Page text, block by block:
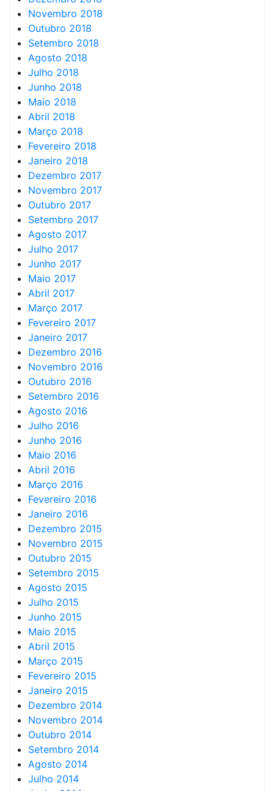
Novembro 2018
Outubro 2018
Setembro 2018
Agosto 2018
Julho 2018
Junho 2018
Maio 2018
Abril 2018
Março 2018
Fevereiro 2018
Janeiro 2018
Dezembro 2017
Novembro 2017
Outubro 2017
Setembro 2017
Agosto 2017
Julho 2017
Junho 2017
Maio 2017
Abril 2017
Março 2017
Fevereiro 2017
Janeiro 2017
Dezembro 2016
Novembro 2016
Outubro 2016
Setembro 2016
Agosto 2016
Julho 2016
Junho 2016
Maio 2016
Abril 2016
Março 2016
Fevereiro 2016
Janeiro 2016
Dezembro 2015
Novembro 2015
Outubro 2015
Setembro 2015
Agosto 2015
Julho 2015
Junho 2015
Maio 2015
Abril 2015
Março 2015
Fevereiro 2015
Janeiro 2015
Dezembro 2014
Novembro 2014
Outubro 2014
Setembro 2014
Agosto 2014
Julho 2014